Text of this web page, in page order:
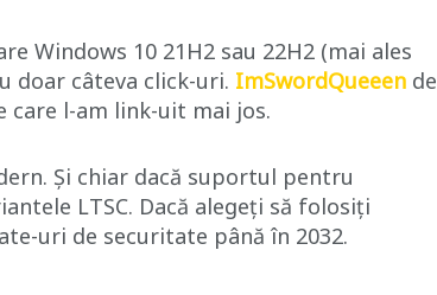
Windows 10 21H2 sau 22H2 (mai ales
doar câteva click-uri. ImSwordQueeen de
l-am link-uit mai jos.
Și chiar dacă suportul pentru
LTSC. Dacă alegeți să folosiți
uri de securitate până în 2032.